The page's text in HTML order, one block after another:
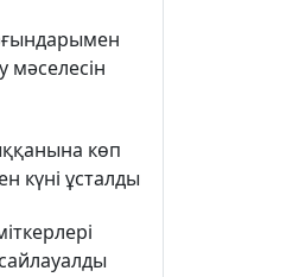
мәселесін
көп
күні ұсталды